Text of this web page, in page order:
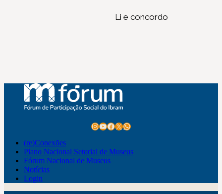
Li e concordo
Instagram
Youtube
Facebook
X WhatsApp
(re)Conexões
Plano Nacional Setorial de Museus
Fórum Nacional de Museus
Notícias
Login